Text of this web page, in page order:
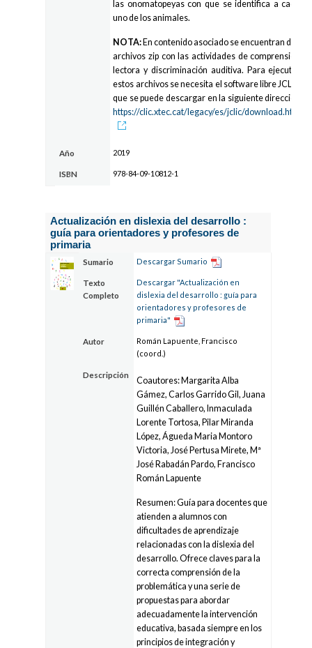
las onomatopeyas con que se identifica a cada
uno de los animales.
NOTA:En contenido asociado se encuentran dos
archivos zip con las actividades de comprensión
lectora y discriminación auditiva. Para ejecutar
estos archivos se necesita el software libre JCLIC
que se puede descargar en la siguiente dirección
https://clic.xtec.cat/legacy/es/jclic/download.htm
Año 2019
ISBN 978-84-09-10812-1
Actualización en dislexia del desarrollo :
guía para orientadores y profesores de
primaria
Sumario Descargar Sumario
Texto
Completo
Descargar "Actualización en
dislexia del desarrollo : guía para
orientadores y profesores de
primaria"
Autor
Román Lapuente, Francisco
(coord.)
Descripción
Coautores: Margarita Alba
Gámez, Carlos Garrido Gil, Juana
Guillén Caballero, Inmaculada
Lorente Tortosa, Pilar Miranda
López, Águeda Maria Montoro
Victoria, José Pertusa Mirete, Mª
José Rabadán Pardo, Francisco
Román Lapuente
Resumen: Guía para docentes que
atienden a alumnos con
dificultades de aprendizaje
relacionadas con la dislexia del
desarrollo. Ofrece claves para la
correcta comprensión de la
problemática y una serie de
propuestas para abordar
adecuadamente la intervención
educativa, basada siempre en los
principios de integración y